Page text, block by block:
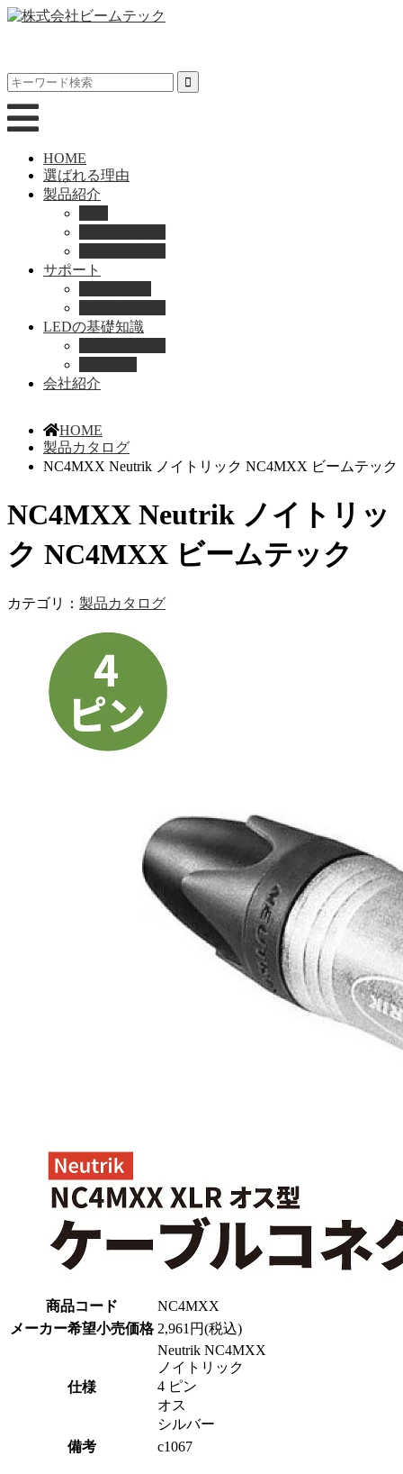
HOME
選ばれる理由
製品紹介
サポート
LEDの基礎知識
会社紹介
HOME
製品カタログ
NC4MXX Neutrik ノイトリック NC4MXX ビームテック
NC4MXX Neutrik ノイトリッ
ク NC4MXX ビームテック
カテゴリ： 製品カタログ
商品コード
NC4MXX
メーカー希望小売価格 2,961円(税込)
仕様
Neutrik NC4MXX
ノイトリック
4 ピン
オス
シルバー
備考
c1067